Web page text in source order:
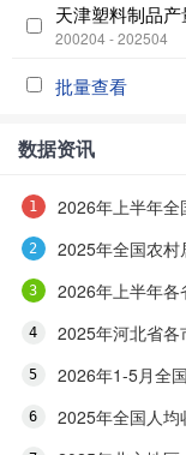
天津塑料制品产
200204 - 202504
批量查看
数据资讯
2026年上半年
2025年全国农
2026年上半年各
2025年河北省各
2026年1-5月全
2025年全国人